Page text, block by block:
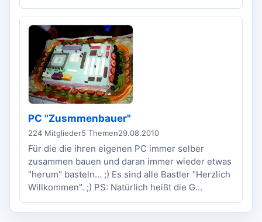
PC "Zusmmenbauer"
224 Mitglieder5 Themen29.08.2010
Für die die ihren eigenen PC immer selber
zusammen bauen und daran immer wieder etwas
"herum" basteln... ;) Es sind alle Bastler "Herzlich
Willkommen". ;) PS: Natürlich heißt die G...